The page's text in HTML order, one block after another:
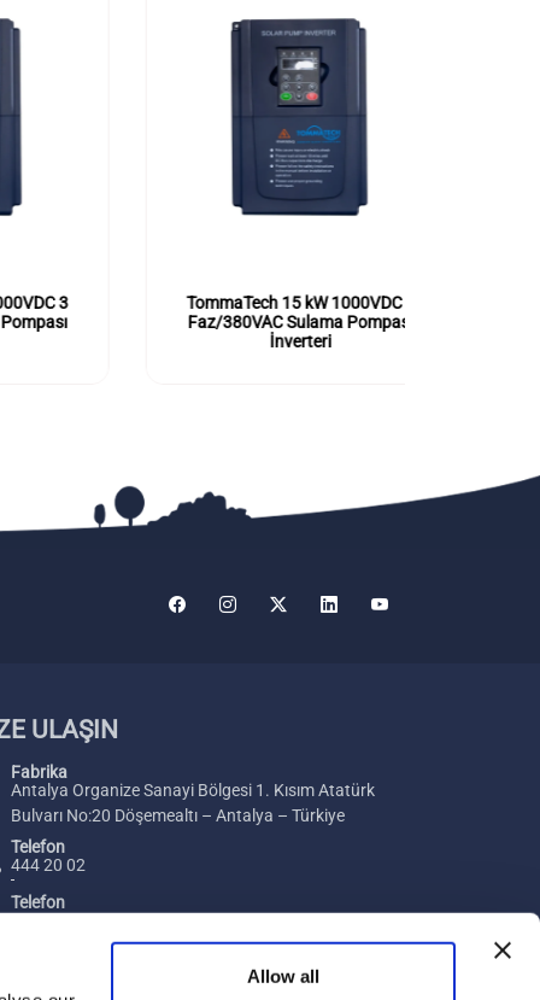
Allow all
3
TommaTech 15 kW 1000VDC 3
Faz/380VAC Sulama Pompası
İnverteri
ULAŞIN
Fabrika
Antalya Organize Sanayi Bölgesi 1. Kısım Atatürk
Bulvarı No:20 Döşemealtı – Antalya – Türkiye
Telefon
444 20 02
Telefon
+ 90 242 229 00 74